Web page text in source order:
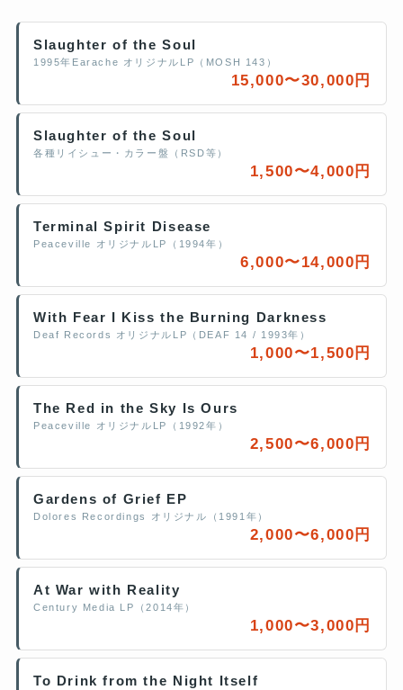
Slaughter of the Soul
1995年Earache オリジナルLP（MOSH 143）
15,000〜30,000円
Slaughter of the Soul
各種リイシュー・カラー盤（RSD等）
1,500〜4,000円
Terminal Spirit Disease
Peaceville オリジナルLP（1994年）
6,000〜14,000円
With Fear I Kiss the Burning Darkness
Deaf Records オリジナルLP（DEAF 14 / 1993年）
1,000〜1,500円
The Red in the Sky Is Ours
Peaceville オリジナルLP（1992年）
2,500〜6,000円
Gardens of Grief EP
Dolores Recordings オリジナル（1991年）
2,000〜6,000円
At War with Reality
Century Media LP（2014年）
1,000〜3,000円
To Drink from the Night Itself